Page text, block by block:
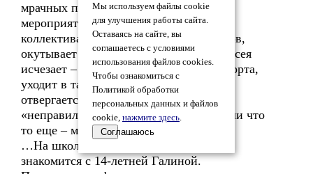
мрачных подземелий, к приятным
мероприятиям, выступлениям перед
коллективами работников и школьников,
окутывает кольцом охраны. Жена Алексея
исчезает – погибает от подпольного аборта,
уходит в табор (оставляя детей мужу),
отвергается руководством как
«неправильная» спутница ударника, или что
то еще – мы этого точно не знаем.
…На школьном концерте Стаханов
знакомится с 14-летней Галиной.
Мы используем файлы cookie
для улучшения работы сайта.
Оставаясь на сайте, вы
соглашаетесь с условиями
использования файлов cookies.
Чтобы ознакомиться с
Политикой обработки
персональных данных и файлов
cookie, нажмите здесь.
Соглашаюсь